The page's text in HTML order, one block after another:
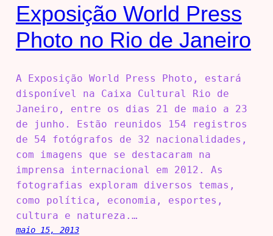
Exposição World Press
Photo no Rio de Janeiro
A Exposição World Press Photo, estará
disponível na Caixa Cultural Rio de
Janeiro, entre os dias 21 de maio a 23
de junho. Estão reunidos 154 registros
de 54 fotógrafos de 32 nacionalidades,
com imagens que se destacaram na
imprensa internacional em 2012. As
fotografias exploram diversos temas,
como política, economia, esportes,
cultura e natureza.…
maio 15, 2013